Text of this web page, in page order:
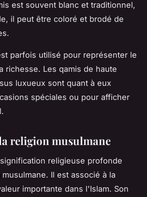
est souvent blanc et traditionnel,
il peut être coloré et brodé de
parfois utilisé pour représenter le
richesse. Les qamis de haute
luxueux sont quant à eux
spéciales ou pour afficher
religion musulmane
religieuse profonde
Il est associé à la
importante dans l'Islam. Son